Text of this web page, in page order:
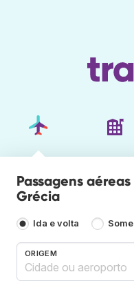
Passagens
Grécia
Ida e volta
ORIGEM